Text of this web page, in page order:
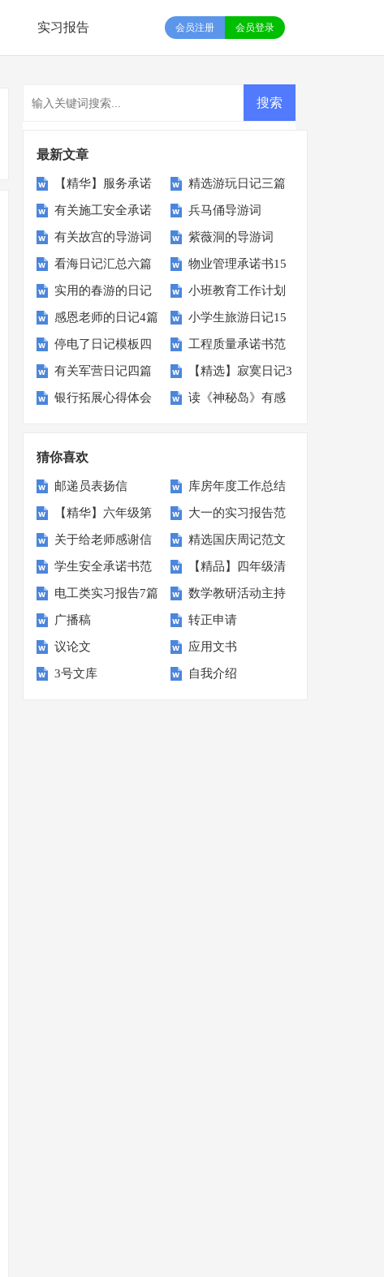
实习报告 会员登录
会员注册
最新文章
【精华】服务承诺
书模板锦集十篇
精选游玩日记三篇
有关施工安全承诺
书模板汇编十篇
兵马俑导游词
【精】
有关故宫的导游词 紫薇洞的导游词
看海日记汇总六篇 物业管理承诺书15
篇
实用的春游的日记
三篇
小班教育工作计划
汇总六篇
感恩老师的日记4篇 小学生旅游日记15
篇
停电了日记模板四
篇
工程质量承诺书范
文集锦10篇
有关军营日记四篇 【精选】寂寞日记3
篇
银行拓展心得体会 读《神秘岛》有感
猜你喜欢
邮递员表扬信 库房年度工作总结
【精华】六年级第
七单元作文汇编十
篇
大一的实习报告范
文汇编6篇
关于给老师感谢信
模板锦集九篇
精选国庆周记范文
汇总五篇
学生安全承诺书范
文集锦9篇
【精品】四年级清
明作文300字合集7
篇
电工类实习报告7篇 数学教研活动主持
词7篇
广播稿 转正申请
议论文 应用文书
3号文库 自我介绍